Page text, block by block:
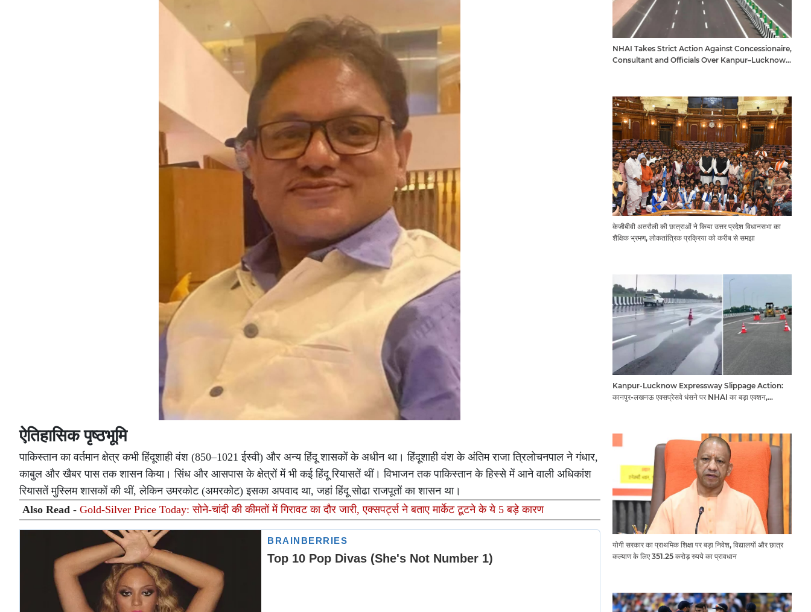
ऐतिहासिक पृष्ठभूमि
पाकिस्तान का वर्तमान क्षेत्र कभी हिंदूशाही वंश (850–1021 ईस्वी) और अन्य हिंदू शासकों के अधीन था। हिंदूशाही वंश के अंतिम राजा त्रिलोचनपाल ने गंधार,
काबुल और खैबर पास तक शासन किया। सिंध और आसपास के क्षेत्रों में भी कई हिंदू रियासतें थीं। विभाजन तक पाकिस्तान के हिस्से में आने वाली अधिकांश
रियासतें मुस्लिम शासकों की थीं, लेकिन उमरकोट (अमरकोट) इसका अपवाद था, जहां हिंदू सोढा राजपूतों का शासन था।
Also Read - Gold-Silver Price Today: सोने-चांदी की कीमतों में गिरावट का दौर जारी, एक्सपर्ट्स ने बताए मार्केट टूटने के ये 5 बड़े कारण
NHAI Takes Strict Action Against Concessionaire,
Consultant and Officials Over Kanpur–Lucknow
केजीबीवी अतरौली की छात्राओं ने किया उत्तर प्रदेश विधानसभा का
शैक्षिक भ्रमण, लोकतांत्रिक प्रक्रिया को करीब से समझा
Kanpur-Lucknow Expressway Slippage Action:
कानपुर-लखनऊ एक्सप्रेसवे धंसने पर NHAI का बड़ा एक्शन,
योगी सरकार का प्राथमिक शिक्षा पर बड़ा निवेश, विद्यालयों और छात्र
कल्याण के लिए 351.25 करोड़ रुपये का प्रावधान